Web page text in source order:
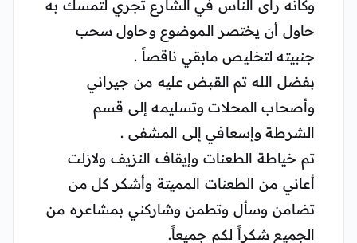
وكأنه رأى الناس في الشارع تجري لتمسك به
حاول أن يختصر الموضوع وحاول سحب
جنبيته لتخليص مابقي ناقصاً .
بفضل الله تم القبض عليه من جيراني
وأصحاب المحلات وتسليمه إلى قسم
الشرطة وإسعافي إلى المشفى .
تم خياطة الطعنات وإيقاف النزيف ولازلت
أعاني من الطعنات المميتة وأشكر كل من
تضامن وسأل وتطمن وشاركني بمشاعره من
الجميع شكراً لكم جميعاً.